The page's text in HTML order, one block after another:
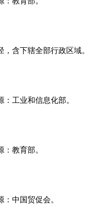
含下辖全部行政区域。
工业和信息化部。
教育部。
中国贸促会。